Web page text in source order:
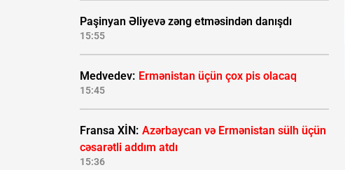
Paşinyan Əliyevə zəng etməsindən danışdı
15:55
Medvedev: Ermənistan üçün çox pis olacaq
15:45
Fransa XİN: Azərbaycan və Ermənistan sülh üçün
cəsarətli addım atdı
15:36